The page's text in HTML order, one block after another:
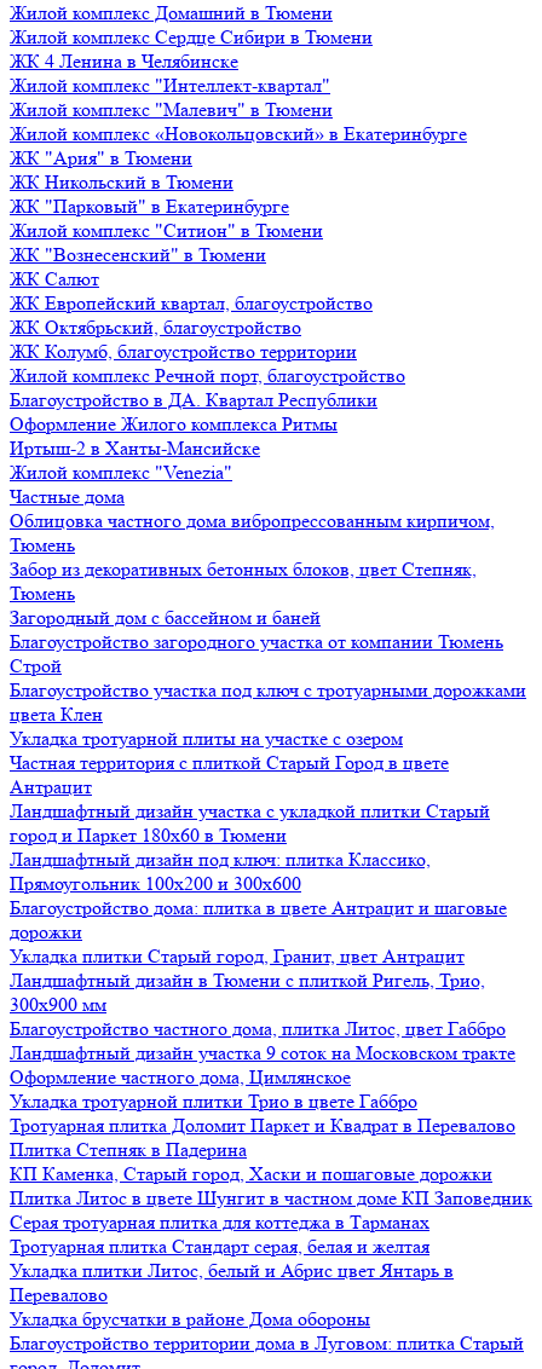
Жилой комплекс Домашний в Тюмени
Жилой комплекс Сердце Сибири в Тюмени
ЖК 4 Ленина в Челябинске
Жилой комплекс "Интеллект-квартал"
Жилой комплекс "Малевич" в Тюмени
Жилой комплекс «Новокольцовский» в Екатеринбурге
ЖК "Ария" в Тюмени
ЖК Никольский в Тюмени
ЖК "Парковый" в Екатеринбурге
Жилой комплекс "Ситион" в Тюмени
ЖК "Вознесенский" в Тюмени
ЖК Салют
ЖК Европейский квартал, благоустройство
ЖК Октябрьский, благоустройство
ЖК Колумб, благоустройство территории
Жилой комплекс Речной порт, благоустройство
Благоустройство в ДА. Квартал Республики
Оформление Жилого комплекса Ритмы
Иртыш-2 в Ханты-Мансийске
Жилой комплекс "Venezia"
Частные дома
Облицовка частного дома вибропрессованным кирпичом,
Тюмень
Забор из декоративных бетонных блоков, цвет Степняк,
Тюмень
Загородный дом с бассейном и баней
Благоустройство загородного участка от компании Тюмень
Строй
Благоустройство участка под ключ с тротуарными дорожками
цвета Клен
Укладка тротуарной плиты на участке с озером
Частная территория с плиткой Старый Город в цвете
Антрацит
Ландшафтный дизайн участка с укладкой плитки Старый
город и Паркет 180х60 в Тюмени
Ландшафтный дизайн под ключ: плитка Классико,
Прямоугольник 100х200 и 300х600
Благоустройство дома: плитка в цвете Антрацит и шаговые
дорожки
Укладка плитки Старый город, Гранит, цвет Антрацит
Ландшафтный дизайн в Тюмени с плиткой Ригель, Трио,
300х900 мм
Благоустройство частного дома, плитка Литос, цвет Габбро
Ландшафтный дизайн участка 9 соток на Московском тракте
Оформление частного дома, Цимлянское
Укладка тротуарной плитки Трио в цвете Габбро
Тротуарная плитка Доломит Паркет и Квадрат в Перевалово
Плитка Степняк в Падерина
КП Каменка, Старый город, Хаски и пошаговые дорожки
Плитка Литос в цвете Шунгит в частном доме КП Заповедник
Серая тротуарная плитка для коттеджа в Тарманах
Тротуарная плитка Стандарт серая, белая и желтая
Укладка плитки Литос, белый и Абрис цвет Янтарь в
Перевалово
Укладка брусчатки в районе Дома обороны
Благоустройство территории дома в Луговом: плитка Старый